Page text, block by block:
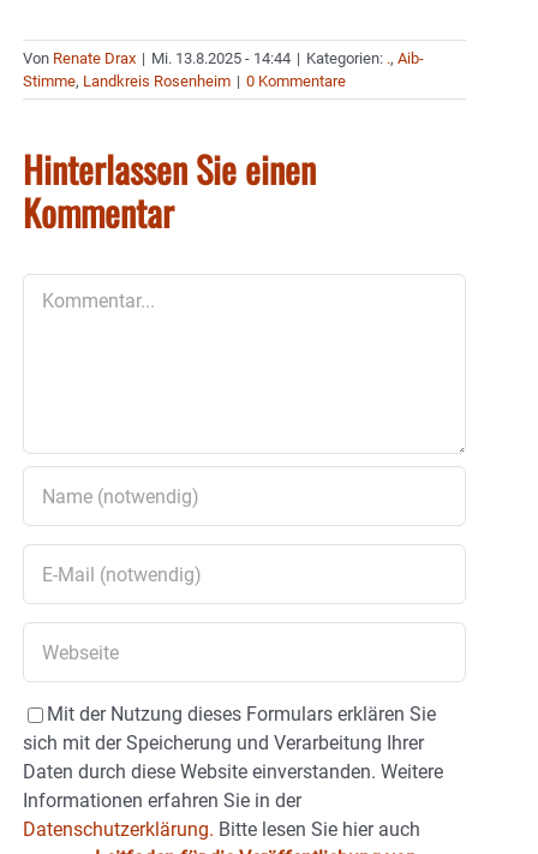
Von Renate Drax | Mi. 13.8.2025 - 14:44 | Kategorien: ., Aib-
Stimme, Landkreis Rosenheim | 0 Kommentare
Hinterlassen Sie einen
Kommentar
Mit der Nutzung dieses Formulars erklären Sie
sich mit der Speicherung und Verarbeitung Ihrer
Daten durch diese Website einverstanden. Weitere
Informationen erfahren Sie in der
Datenschutzerklärung. Bitte lesen Sie hier auch